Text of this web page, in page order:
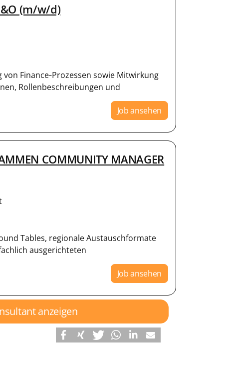
(m/w/d)
Finance‑Prozessen sowie Mitwirkung
Rollenbeschreibungen und
Job ansehen
COMMUNITY MANAGER
Tables, regionale Austauschformate
ausgerichteten
Job ansehen
anzeigen